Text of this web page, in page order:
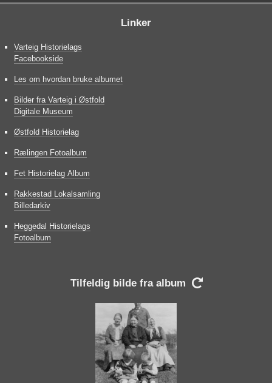
Linker
Varteig Historielags
Facebookside
Les om hvordan bruke albumet
Bilder fra Varteig i Østfold
Digitale Museum
Østfold Historielag
Rælingen Fotoalbum
Fet Historielag Album
Rakkestad Lokalsamling
Billedarkiv
Heggedal Historielags
Fotoalbum
Tilfeldig bilde fra album 